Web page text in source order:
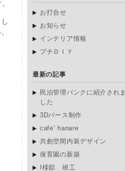
お打合せ
お知らせ
インテリア情報
プチＤＩＹ
最新の記事
民泊管理バンクに紹介されま
した
3Dパース制作
cafe’ hanare
共創空間内装デザイン
保育園の新築
I様邸 竣工